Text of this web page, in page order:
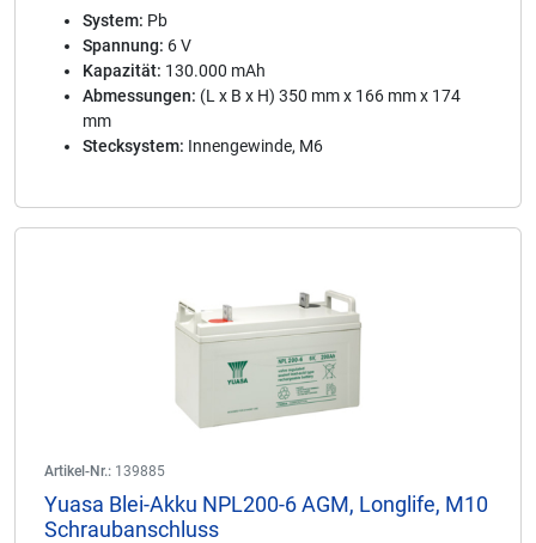
System: Pb
Spannung: 6 V
Kapazität: 130.000 mAh
Abmessungen: (L x B x H) 350 mm x 166 mm x 174
mm
Stecksystem: Innengewinde, M6
Artikel-Nr.: 139885
Yuasa Blei-Akku NPL200-6 AGM, Longlife, M10
Schraubanschluss